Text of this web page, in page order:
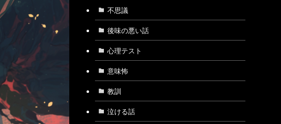
不思議
後味の悪い話
心理テスト
意味怖
教訓
泣ける話